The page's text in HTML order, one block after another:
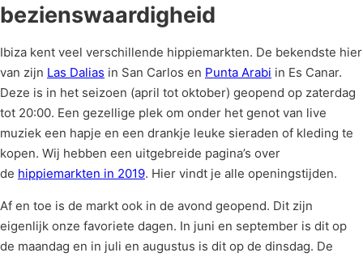
bezienswaardigheid
Ibiza kent veel verschillende hippiemarkten. De bekendste hier
van zijn Las Dalias in San Carlos en Punta Arabi in Es Canar.
Deze is in het seizoen (april tot oktober) geopend op zaterdag
tot 20:00. Een gezellige plek om onder het genot van live
muziek een hapje en een drankje leuke sieraden of kleding te
kopen. Wij hebben een uitgebreide pagina’s over
de hippiemarkten in 2019. Hier vindt je alle openingstijden.
Af en toe is de markt ook in de avond geopend. Dit zijn
eigenlijk onze favoriete dagen. In juni en september is dit op
de maandag en in juli en augustus is dit op de dinsdag. De